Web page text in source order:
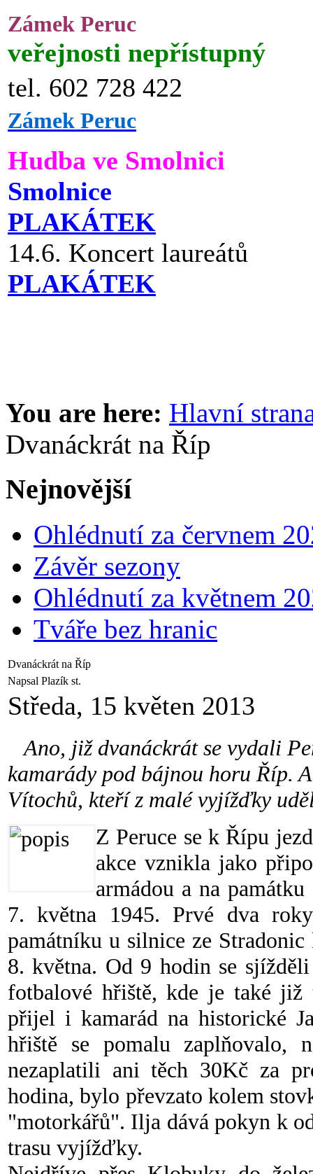
Zámek Peruc
veřejnosti nepřístupný
tel. 602 728 422
Zámek Peruc
Hudba ve Smolnici
Smolnice
PLAKÁTEK
14.6. Koncert laureátů
PLAKÁTEK
You are here: Hlavní
Dvanáckrát na Říp
Nejnovější
Ohlédnutí za červnem
Závěr sezony
Ohlédnutí za květnem
Tváře bez hranic
Dvanáckrát na Říp
Napsal Plazík st.
Středa, 15 květen 2013
Ano, již dvanáckrát se vydali
kamarády pod bájnou horu Říp.
Vítochů, kteří z malé vyjížďky
Z Peruce se k Řípu
akce vznikla jako
armádou a na
7. května 1945. Prvé dva
památníku u silnice ze
8. května. Od 9 hodin se
fotbalové hřiště, kde je také
přijel i kamarád na historické
hřiště se pomalu zaplňovalo,
nezaplatili ani těch 30Kč za
hodina, bylo převzato kolem
"motorkářů". Ilja dává pokyn k
trasu vyjížďky.